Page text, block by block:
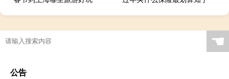
☚
公告